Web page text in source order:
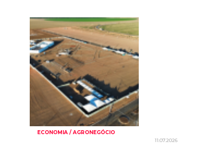
ECONOMIA / AGRONEGÓCIO
11.07.2026